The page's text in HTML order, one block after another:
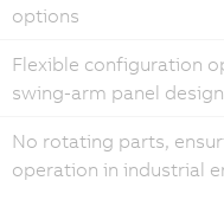
options
Flexible configuration
swing-arm panel
No rotating parts,
operation in industrial